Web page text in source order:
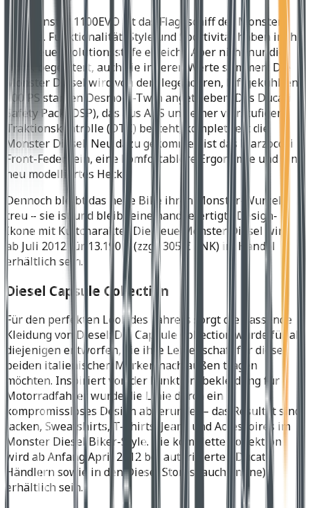
Die Monster 1100EVO ist das Flaggschiff der Monster-
Familie. Funktionalität, Style und Sportivität haben in ihr
eine neue Evolutionsstufe erreicht. Aber nicht nur die
Optik begeistert, auch die inneren Werte stimmen: Die
Monster Diesel wird von dem legendären, luftgekühlten,
100 PS starken Desmo-L-Twin angetrieben. Das Ducati
Safety Pack (DSP), das aus ABS und einer vierstufigen
Traktionskontrolle (DTC) besteht, komplettiert die
Monster Diesel. Neu dazu gekommen ist das Marzocchi
Front-Federbein, eine komfortablere Ergonomie und ein
neu modelliertes Heck.
Dennoch bleibt das neue Bike ihren Monster-Wurzeln
treu – sie ist und bleibt eine handgefertigte Design-
Ikone mit Kultcharakter. Die neue Monster Diesel wird
ab Juli 2012 für 13.190 € (zzgl. 305 € LNK) im Handel
erhältlich sein.
Diesel Capsule Collection
Für den perfekten Look des Fahrers sorgt die passende
Kleidung von Diesel: Die Capsule Collection wurde für all
diejenigen entworfen, die ihre Leidenschaft für diese
beiden italienischen Marken nach außen tragen
möchten. Inspiriert von der Funktionsbekleidung für
Motorradfahrer wurde die Linie durch ein
kompromissloses Design abgerundet – das Resultat sind
Jacken, Sweatshirts, T-Shirts, Jeans und Accessoires im
Monster Diesel Biker-Style. Die komplette Kollektion
wird ab Anfang April 2012 bei autorisierten Ducati
Händlern sowie in den Diesel Stores (auch online)
erhältlich sein.